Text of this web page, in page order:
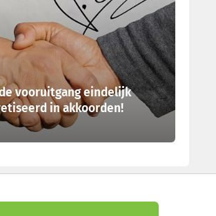
de vooruitgang eindelijk
in akkoorden!